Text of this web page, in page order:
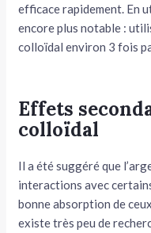
efficace rapidement. En
encore plus notable :
colloïdal environ 3 fois
Effets
colloïdal
Il a été suggéré que
interactions avec
bonne absorption de
existe très peu de